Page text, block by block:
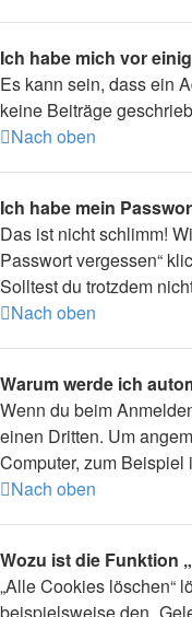
Ich habe mich vor
Es kann sein, dass ein
keine Beiträge
Nach oben
Ich habe mein
Das ist nicht schlimm!
Passwort vergessen“
Solltest du trotzdem
Nach oben
Warum werde ich
Wenn du beim
einen Dritten. Um
Computer, zum
Nach oben
Wozu ist die Funktion
„Alle Cookies löschen“